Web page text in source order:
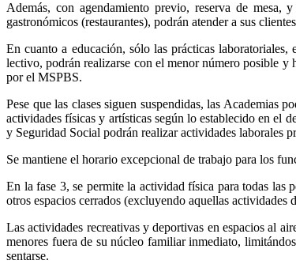
Además, con agendamiento previo, reserva de
gastronómicos (restaurantes), podrán atender a sus
En cuanto a educación, sólo las prácticas
lectivo, podrán realizarse con el menor número posible y
por el MSPBS.
Pese que las clases siguen suspendidas, las Academias
actividades físicas y artísticas según lo establecido en el
y Seguridad Social podrán realizar actividades laborales
Se mantiene el horario excepcional de trabajo para los
En la fase 3, se permite la actividad física para todas las
otros espacios cerrados (excluyendo aquellas
Las actividades recreativas y deportivas en espacios al
menores fuera de su núcleo familiar inmediato,
sentarse.